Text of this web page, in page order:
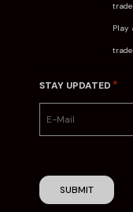
Play
STAY UPDATED *
SUBMIT